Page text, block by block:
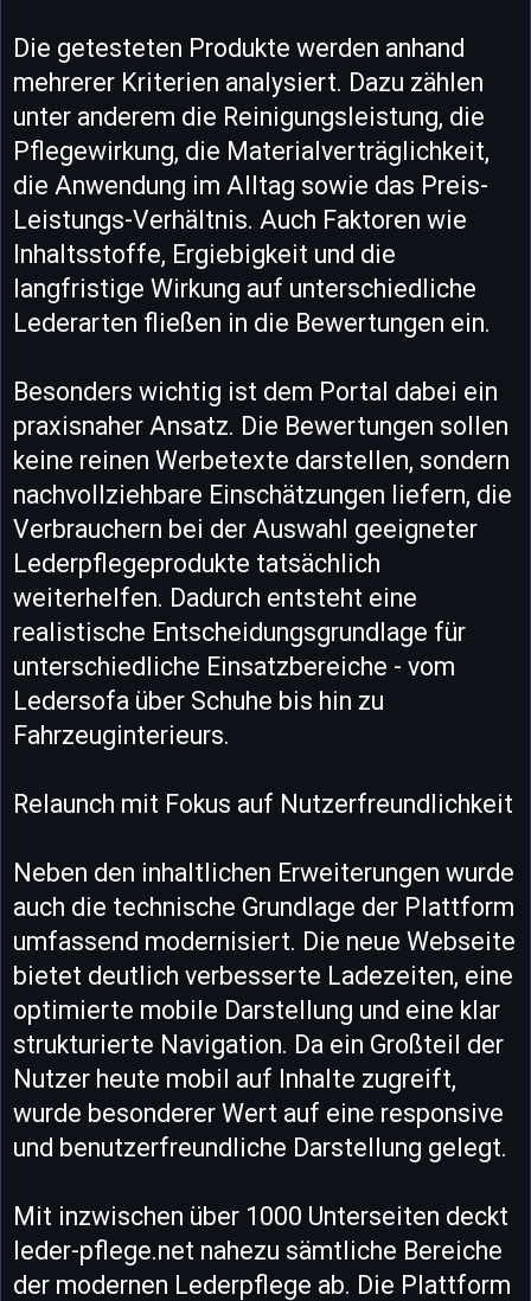
Die getesteten Produkte werden anhand
mehrerer Kriterien analysiert. Dazu zählen
unter anderem die Reinigungsleistung, die
Pflegewirkung, die Materialverträglichkeit,
die Anwendung im Alltag sowie das Preis-
Leistungs-Verhältnis. Auch Faktoren wie
Inhaltsstoffe, Ergiebigkeit und die
langfristige Wirkung auf unterschiedliche
Lederarten fließen in die Bewertungen ein.
Besonders wichtig ist dem Portal dabei ein
praxisnaher Ansatz. Die Bewertungen sollen
keine reinen Werbetexte darstellen, sondern
nachvollziehbare Einschätzungen liefern, die
Verbrauchern bei der Auswahl geeigneter
Lederpflegeprodukte tatsächlich
weiterhelfen. Dadurch entsteht eine
realistische Entscheidungsgrundlage für
unterschiedliche Einsatzbereiche - vom
Ledersofa über Schuhe bis hin zu
Fahrzeuginterieurs.
Relaunch mit Fokus auf Nutzerfreundlichkeit
Neben den inhaltlichen Erweiterungen wurde
auch die technische Grundlage der Plattform
umfassend modernisiert. Die neue Webseite
bietet deutlich verbesserte Ladezeiten, eine
optimierte mobile Darstellung und eine klar
strukturierte Navigation. Da ein Großteil der
Nutzer heute mobil auf Inhalte zugreift,
wurde besonderer Wert auf eine responsive
und benutzerfreundliche Darstellung gelegt.
Mit inzwischen über 1000 Unterseiten deckt
leder-pflege.net nahezu sämtliche Bereiche
der modernen Lederpflege ab. Die Plattform